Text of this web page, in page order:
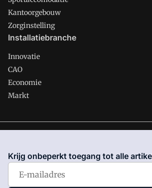
Kantoorgebouw
Zorginstelling
Installatiebranche
Innovatie
CAO
Economie
Markt
waar VMN media voor staat. Op gebruik
volgende regelingen van toepassing:
Privacy en Cookie beleid
Krijg onbeperkt toegang tot alle